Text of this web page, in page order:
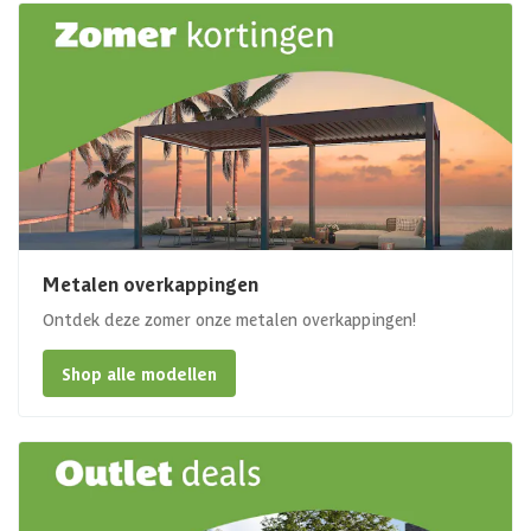
Metalen overkappingen
Ontdek deze zomer onze metalen overkappingen!
Shop alle modellen